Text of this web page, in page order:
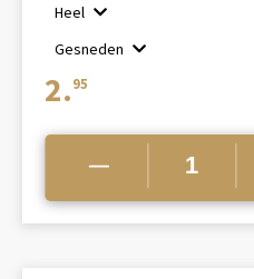
Heel
Gesneden
2. 95